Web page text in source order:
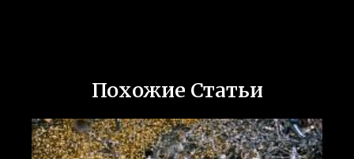
Похожие Статьи